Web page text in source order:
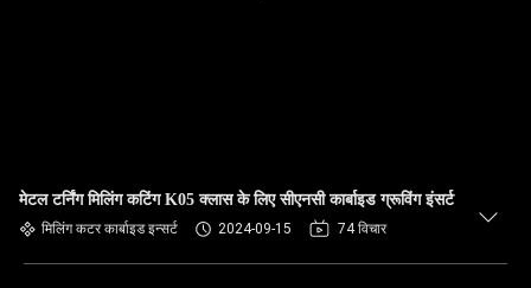
मेटल टर्निंग मिलिंग कटिंग K05 क्लास के लिए सीएनसी कार्बाइड ग्रूविंग इंसर्ट
मिलिंग कटर कार्बाइड इन्सर्ट 2024-09-15 74 विचार